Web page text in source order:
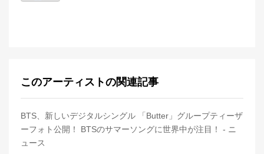
このアーティストの関連記事
BTS、新しいデジタルシングル 「Butter」グループティーザ
ーフォト公開！ BTSのサマーソングに世界中が注目！ - ニ
ュース